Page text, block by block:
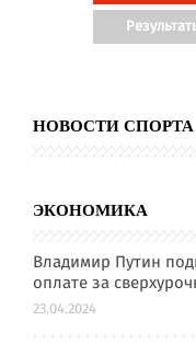
НОВОСТИ СПОРТА
ЭКОНОМИКА
Владимир Путин
оплате за
23.04.2024